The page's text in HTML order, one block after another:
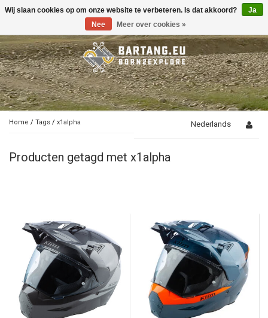
Toggle
Home / Tags / x1alpha Nederlands
Producten getagd met x1alpha
Wij slaan cookies op om onze website te verbeteren. Is dat akkoord?
Ja
Nee
Meer over cookies »